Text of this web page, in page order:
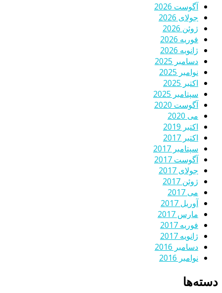
آگوست 2026
جولای 2026
ژوئن 2026
فوریه 2026
ژانویه 2026
دسامبر 2025
نوامبر 2025
اکتبر 2025
سپتامبر 2025
آگوست 2020
می 2020
اکتبر 2019
اکتبر 2017
سپتامبر 2017
آگوست 2017
جولای 2017
ژوئن 2017
می 2017
آوریل 2017
مارس 2017
فوریه 2017
ژانویه 2017
دسامبر 2016
نوامبر 2016
دسته‌ها